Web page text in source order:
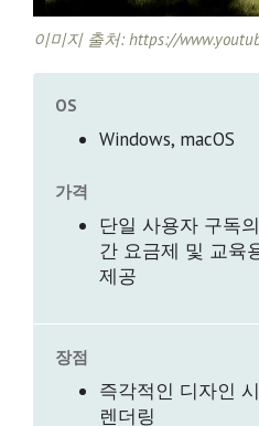
이미지 출처: https://
OS
Windows, macOS
가격
단일 사용자 구독
간 요금제 및 교육
제공
장점
즉각적인 디자인
렌더링